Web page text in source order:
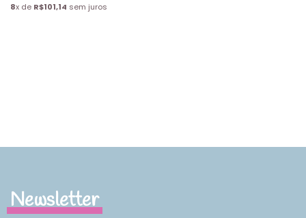
8x de R$101,14 sem juros
Newsletter